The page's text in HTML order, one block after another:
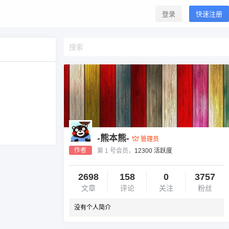
登录 快速注册
作者
-熊本熊-
管理员
第 1 号会员， 12300 活跃度
2698
文章
158
评论
0
关注
3757
粉丝
没有个人简介